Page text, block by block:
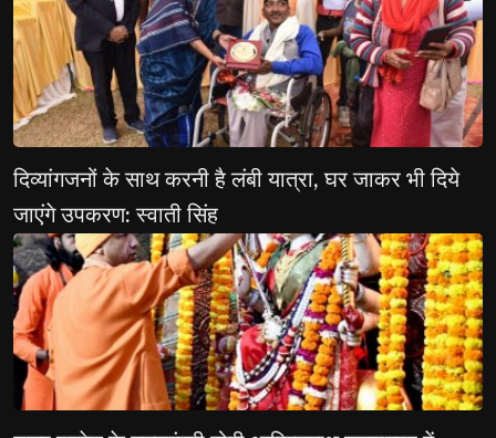
दिव्यांगजनों के साथ करनी है लंबी यात्रा, घर जाकर भी दिये
जाएंगे उपकरण: स्वाती सिंह